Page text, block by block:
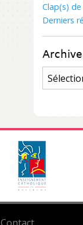
Clap(s) de
Derniers
Archives